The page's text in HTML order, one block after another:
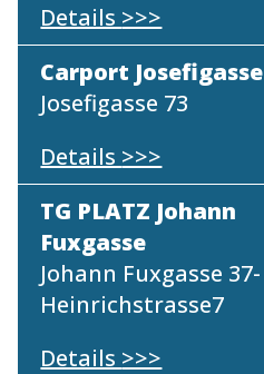
Details >>>
Carport Josefigasse
Josefigasse 73
Details >>>
TG PLATZ Johann
Fuxgasse
Johann Fuxgasse 37-
Heinrichstrasse7
Details >>>